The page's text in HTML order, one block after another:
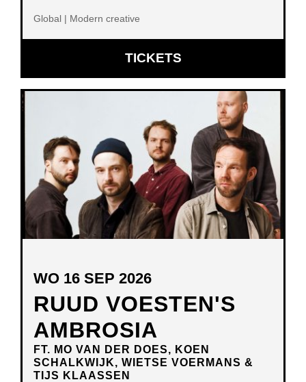
Global | Modern creative
TICKETSOPENT
IN
NIEUW
VENSTER
RUUD VOESTEN'S
AMBROSIA
FT. MO VAN DER DOES, KOEN
SCHALKWIJK, WIETSE VOERMANS &
TIJS KLAASSEN
WO 16 SEP 2026